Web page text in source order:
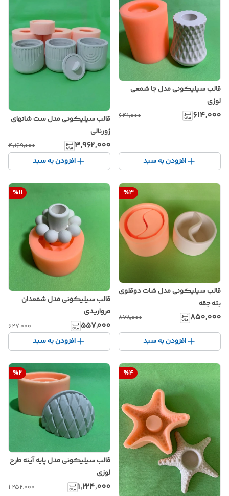
قالب سیلیکونی مدل جا شمعی
لوزی
۶۱۴٬۰۰۰ ۶۴۱٬۰۰۰
افزودن به سبد
قالب سیلیکونی مدل ست شاتهای
ژورنالی
۳٬۹۶۲٬۰۰۰ ۴٬۱۶۹٬۰۰۰
افزودن به سبد
%3
قالب سیلیکونی مدل شات دوقلوی
بته جقه
۸۵۰٬۰۰۰ ۸۷۸٬۰۰۰
افزودن به سبد
%11
قالب سیلیکونی مدل شمعدان
مرواریدی
۵۵۷٬۰۰۰ ۶۲۷٬۰۰۰
افزودن به سبد
%4
%2
قالب سیلیکونی مدل پایه آینه طرح
لوزی
۱٬۲۲۴٬۰۰۰ ۱٬۲۵۲٬۰۰۰